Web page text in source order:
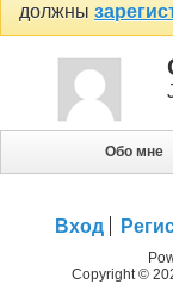
должны
Обо мне
Вход
Copyright ©